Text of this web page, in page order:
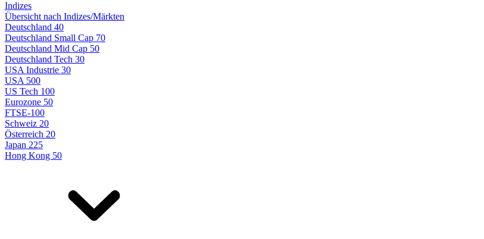
Indizes
Übersicht nach Indizes/Märkten
Deutschland 40
Deutschland Small Cap 70
Deutschland Mid Cap 50
Deutschland Tech 30
USA Industrie 30
USA 500
US Tech 100
Eurozone 50
FTSE-100
Schweiz 20
Österreich 20
Japan 225
Hong Kong 50